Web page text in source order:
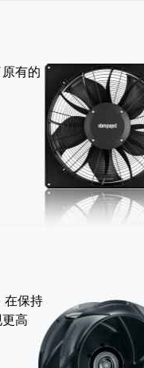
有的
在保持
高